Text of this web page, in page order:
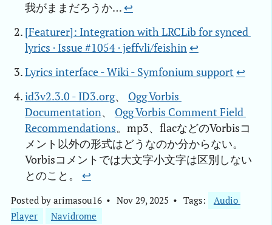
我がままだろうか…↩︎
[Featurer]: Integration with LRCLib for synced
lyrics · Issue #1054 · jeffvli/feishin↩︎
Lyrics interface - Wiki - Symfonium support↩︎
id3v2.3.0 - ID3.org、 Ogg Vorbis
Documentation、 Ogg Vorbis Comment Field
Recommendations。mp3、flacなどのVorbisコ
メント以外の形式はどうなのか分からない。
Vorbisコメントでは大文字小文字は区別しない
とのこと。 ↩︎
Posted by arimasou16 Nov 29, 2025 Tags:
Audio
Player
Navidrome